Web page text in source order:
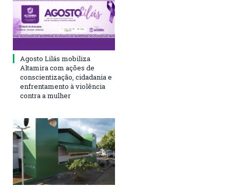
Agosto Lilás mobiliza
Altamira com ações de
conscientização, cidadania e
enfrentamento à violência
contra a mulher